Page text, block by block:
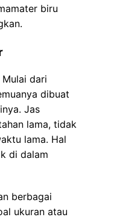
biru
dari
dibuat
Jas
lama, tidak
lama. Hal
di dalam
berbagai
ukuran atau